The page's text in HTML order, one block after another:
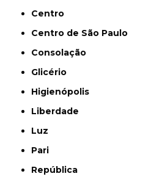
Centro
Centro de São Paulo
Consolação
Glicério
Higienópolis
Liberdade
Luz
Pari
República